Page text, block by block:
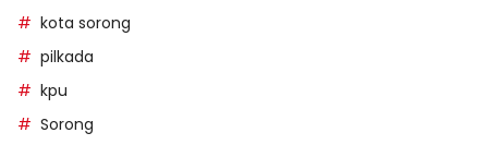
kota sorong
pilkada
kpu
Sorong